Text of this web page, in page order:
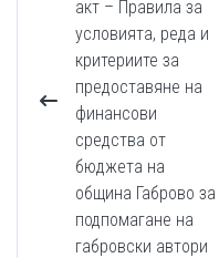
акт – Правила за
условията, реда и
критериите за
предоставяне на
финансови
средства от
бюджета на
община Габрово за
подпомагане на
габровски автори